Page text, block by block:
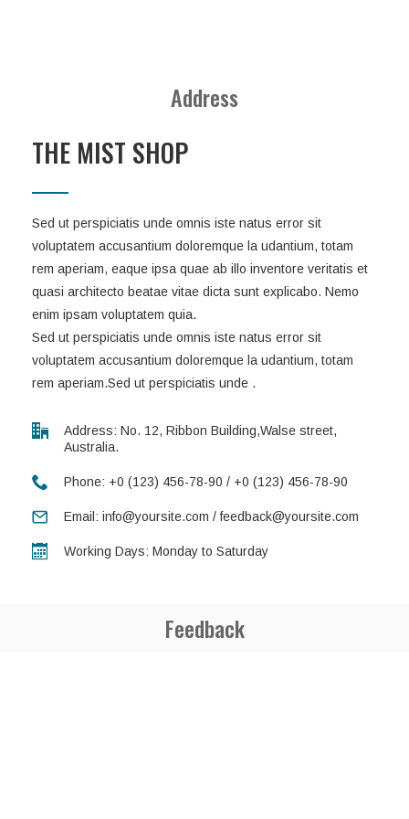
Address
THE MIST SHOP
Sed ut perspiciatis unde omnis iste natus error sit
voluptatem accusantium doloremque la udantium, totam
rem aperiam, eaque ipsa quae ab illo inventore veritatis et
quasi architecto beatae vitae dicta sunt explicabo. Nemo
enim ipsam voluptatem quia.
Sed ut perspiciatis unde omnis iste natus error sit
voluptatem accusantium doloremque la udantium, totam
rem aperiam.Sed ut perspiciatis unde .
Address: No. 12, Ribbon Building,Walse street,
Australia.
Phone: +0 (123) 456-78-90 / +0 (123) 456-78-90
Email: info@yoursite.com / feedback@yoursite.com
Working Days: Monday to Saturday
Feedback